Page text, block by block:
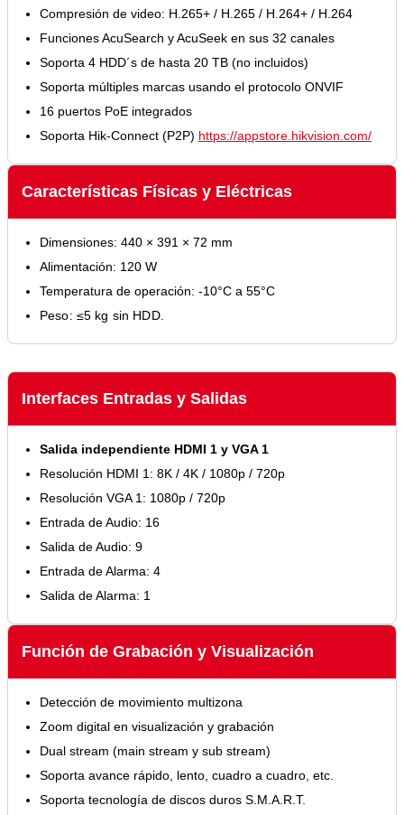
Compresión de video: H.265+ / H.265 / H.264+ / H.264
Funciones AcuSearch y AcuSeek en sus 32 canales
Soporta 4 HDD´s de hasta 20 TB (no incluidos)
Soporta múltiples marcas usando el protocolo ONVIF
16 puertos PoE integrados
Soporta Hik-Connect (P2P) https://appstore.hikvision.com/
Características Físicas y Eléctricas
Dimensiones: 440 × 391 × 72 mm
Alimentación: 120 W
Temperatura de operación: -10°C a 55°C
Peso: ≤5 kg sin HDD.
Interfaces Entradas y Salidas
Salida independiente HDMI 1 y VGA 1
Resolución HDMI 1: 8K / 4K / 1080p / 720p
Resolución VGA 1: 1080p / 720p
Entrada de Audio: 16
Salida de Audio: 9
Entrada de Alarma: 4
Salida de Alarma: 1
Función de Grabación y Visualización
Detección de movimiento multizona
Zoom digital en visualización y grabación
Dual stream (main stream y sub stream)
Soporta avance rápido, lento, cuadro a cuadro, etc.
Soporta tecnología de discos duros S.M.A.R.T.